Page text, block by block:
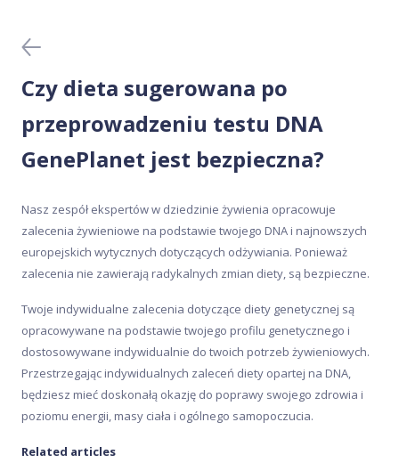
Meal Analyser
Ochrona danych
Wyniki badań
Zakup i aktywacja
Zanim kupisz
Czy dieta sugerowana po
przeprowadzeniu testu DNA
GenePlanet jest bezpieczna?
Nasz zespół ekspertów w dziedzinie żywienia opracowuje
zalecenia żywieniowe na podstawie twojego DNA i najnowszych
europejskich wytycznych dotyczących odżywiania. Ponieważ
zalecenia nie zawierają radykalnych zmian diety, są bezpieczne.
Twoje indywidualne zalecenia dotyczące diety genetycznej są
opracowywane na podstawie twojego profilu genetycznego i
dostosowywane indywidualnie do twoich potrzeb żywieniowych.
Przestrzegając indywidualnych zaleceń diety opartej na DNA,
będziesz mieć doskonałą okazję do poprawy swojego zdrowia i
poziomu energii, masy ciała i ogólnego samopoczucia.
Related articles